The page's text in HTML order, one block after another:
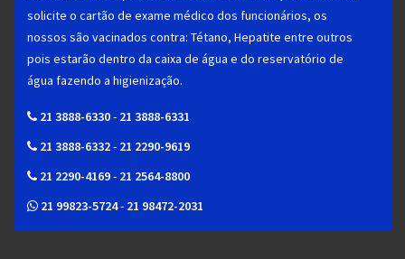
solicite o cartão de exame médico dos funcionários, os
nossos são vacinados contra: Tétano, Hepatite entre outros
pois estarão dentro da caixa de água e do reservatório de
água fazendo a higienização.
21 3888-6330- 21 3888-6331
21 3888-6332- 21 2290-9619
21 2290-4169- 21 2564-8800
21 99823-5724- 21 98472-2031